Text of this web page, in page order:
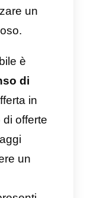
e gestire
tutto il
facilitando
di base è